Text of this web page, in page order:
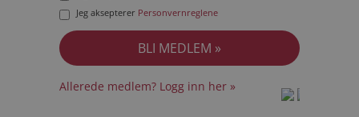
Jeg aksepterer Personvernreglene
Allerede medlem? Logg inn her »